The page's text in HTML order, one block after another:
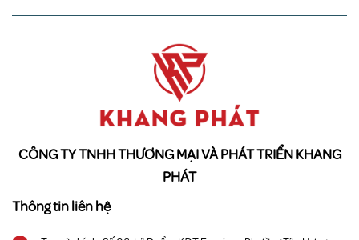
CÔNG TY TNHH THƯƠNG MẠI VÀ PHÁT TRIỂN KHANG
PHÁT
Thông tin liên hệ